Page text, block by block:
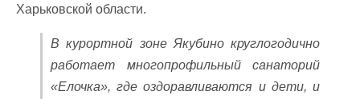
Харьковской области.
В курортной зоне Якубино круглогодично
работает многопрофильный санаторий
«Елочка», где оздоравливаются и дети, и